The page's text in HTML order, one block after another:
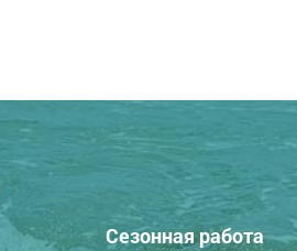
Сезонная работа